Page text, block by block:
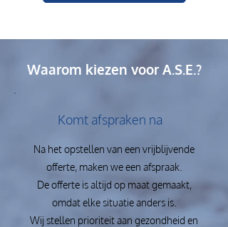
Waarom kiezen voor A.S.E.?
Komt afspraken na
Na het opstellen van een vrijblijvende
offerte, maken we een afspraak.
De offerte is altijd op maat gemaakt,
omdat elke situatie anders is.
Wij stellen prioriteit aan gezondheid en